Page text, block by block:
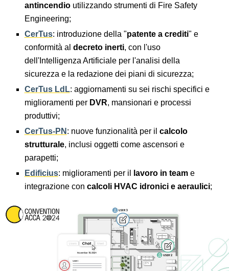
antincendioutilizzando strumenti di Fire Safety
Engineering;
CerTus: introduzione della "patente a crediti" e
conformità al decreto inerti, con l'uso
dell'Intelligenza Artificiale per l'analisi della
sicurezza e la redazione dei piani di sicurezza;
CerTus LdL: aggiornamenti su sei rischi specifici e
miglioramenti per DVR, mansionari e processi
produttivi;
CerTus-PN : nuove funzionalità per il calcolo
strutturale, inclusi oggetti come ascensori e
parapetti;
Edificius: miglioramenti per il lavoro in teame
integrazione con calcoli HVAC idronici e aeraulici;